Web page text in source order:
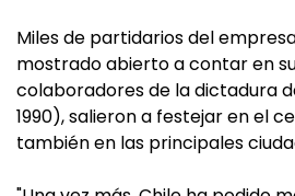
Miles de partidarios del
mostrado abierto a contar en
colaboradores de la dictadura
1990), salieron a festejar en el
también en las principales